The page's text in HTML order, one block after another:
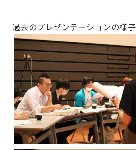
過去のプレゼンテーションの様子